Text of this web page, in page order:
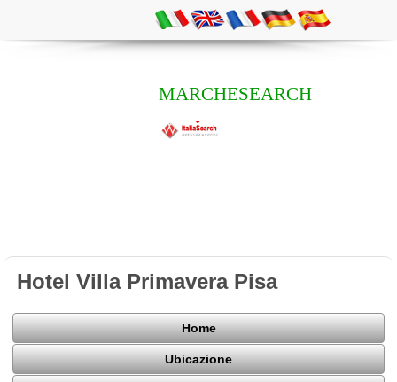
MARCHESEARCH
Hotel Villa Primavera Pisa
Home
Ubicazione